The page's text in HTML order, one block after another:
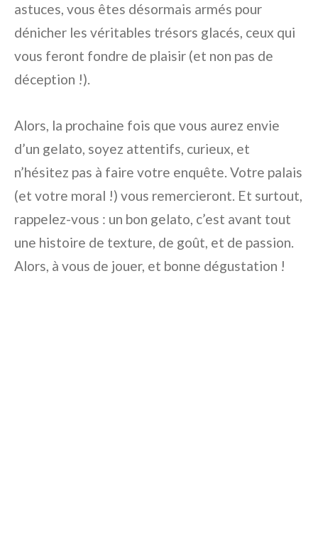
astuces, vous êtes désormais armés pour
dénicher les véritables trésors glacés, ceux qui
vous feront fondre de plaisir (et non pas de
déception !).
Alors, la prochaine fois que vous aurez envie
d’un gelato, soyez attentifs, curieux, et
n’hésitez pas à faire votre enquête. Votre palais
(et votre moral !) vous remercieront. Et surtout,
rappelez-vous : un bon gelato, c’est avant tout
une histoire de texture, de goût, et de passion.
Alors, à vous de jouer, et bonne dégustation !